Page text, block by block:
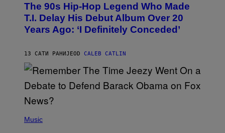
O
B
Y
H
N
N
U
N
E
/
The 90s Hip-Hop Legend Who Made
T.I. Delay His Debut Album Over 20
Years Ago: ‘I Definitely Conceded’
13 САТИ РАНИЈЕOD CALEB CATLIN
PMusic